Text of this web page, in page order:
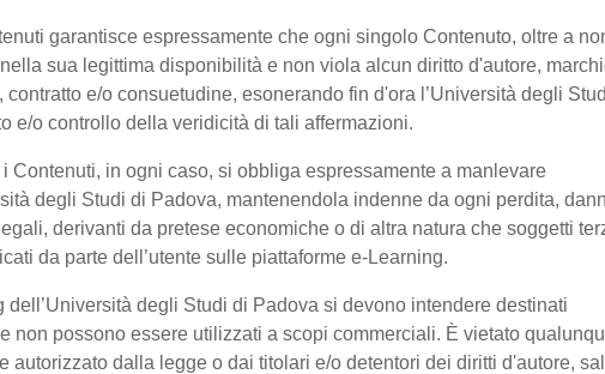
garantisce espressamente che ogni singolo Contenuto, oltre a
sua legittima disponibilità e non viola alcun diritto d'autore,
e/o consuetudine, esonerando fin d'ora l’Università degli
e/o controllo della veridicità di tali affermazioni.
in ogni caso, si obbliga espressamente a manlevare
degli Studi di Padova, mantenendola indenne da ogni perdita,
derivanti da pretese economiche o di altra natura che soggetti
da parte dell’utente sulle piattaforme e-Learning.
dell’Università degli Studi di Padova si devono intendere destinati
non possono essere utilizzati a scopi commerciali. È vietato
autorizzato dalla legge o dai titolari e/o detentori dei diritti d'autore,